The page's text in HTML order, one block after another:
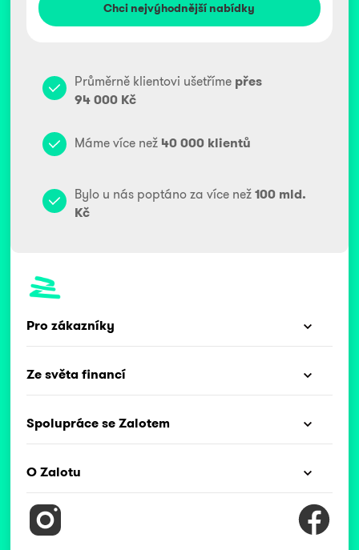
Průměrně klientovi ušetříme přes
94 000 Kč
Máme více než 40 000 klientů
Bylo u nás poptáno za více než 100 mld.
Kč
Pro zákazníky
Ze světa financí
Spolupráce se Zalotem
O Zalotu